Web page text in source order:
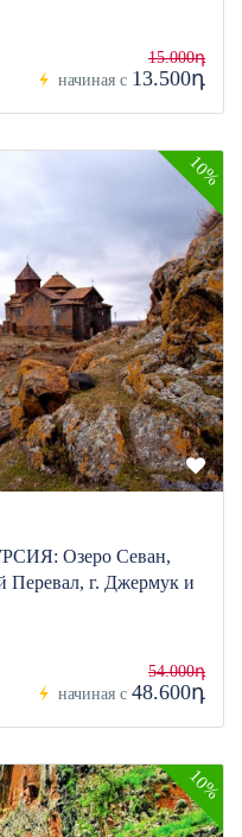
начиная с
15.000դ
13.500դ
10%
Озеро Севан,
Перевал, г. Джермук и
начиная с
54.000դ
48.600դ
10%